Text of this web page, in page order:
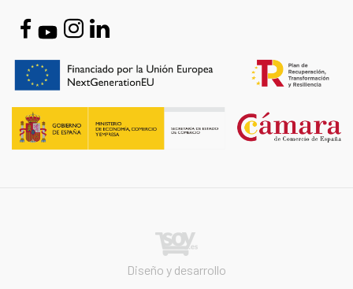
Diseño y desarrollo